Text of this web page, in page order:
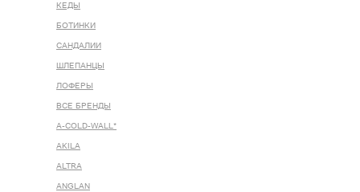
КЕДЫ
БОТИНКИ
САНДАЛИИ
ШЛЕПАНЦЫ
ЛОФЕРЫ
ВСЕ БРЕНДЫ
A-COLD-WALL*
AKILA
ALTRA
ANGLAN